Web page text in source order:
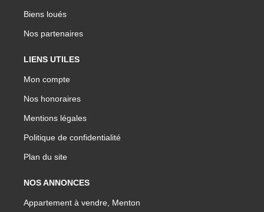
Biens loués
Nos partenaires
LIENS UTILES
Mon compte
Nos honoraires
Mentions légales
Politique de confidentialité
Plan du site
NOS ANNONCES
Appartement à vendre, Menton